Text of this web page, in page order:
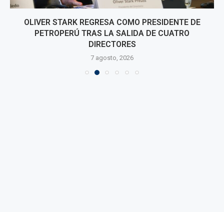
OLIVER STARK REGRESA COMO PRESIDENTE DE
PETROPERÚ TRAS LA SALIDA DE CUATRO
DIRECTORES
7 agosto, 2026